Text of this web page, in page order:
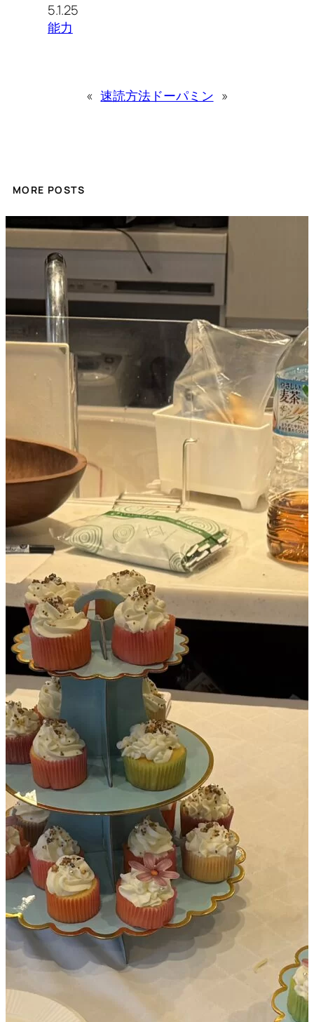
5.1.25
能力
« 速読方法 ドーパミン »
MORE POSTS